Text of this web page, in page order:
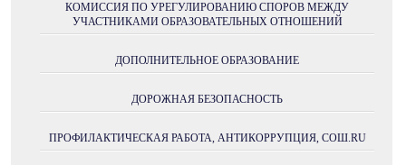
КОМИССИЯ ПО УРЕГУЛИРОВАНИЮ СПОРОВ МЕЖДУ
УЧАСТНИКАМИ ОБРАЗОВАТЕЛЬНЫХ ОТНОШЕНИЙ
ДОПОЛНИТЕЛЬНОЕ ОБРАЗОВАНИЕ
ДОРОЖНАЯ БЕЗОПАСНОСТЬ
ПРОФИЛАКТИЧЕСКАЯ РАБОТА, АНТИКОРРУПЦИЯ, СОШ.RU